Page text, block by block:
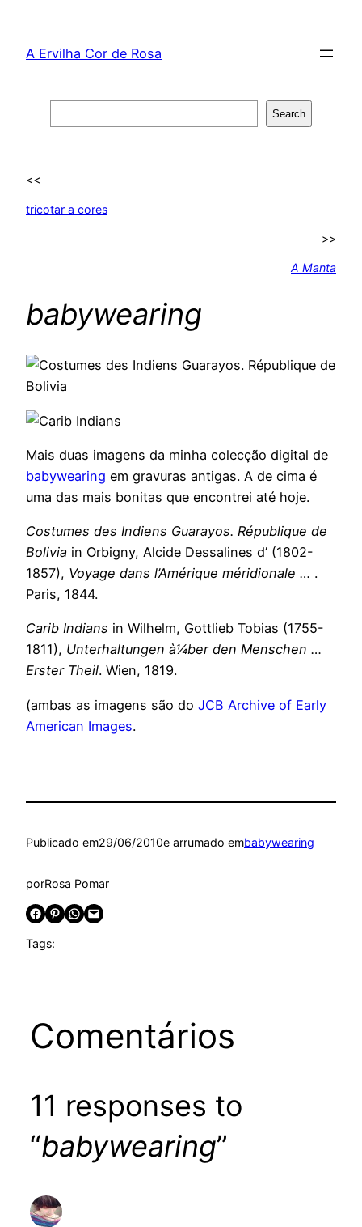
content
A Ervilha Cor de Rosa
Search
<<
tricotar a cores
>>
A Manta
babywearing
Mais duas imagens da minha colecção digital de
babywearing em gravuras antigas. A de cima é
uma das mais bonitas que encontrei até hoje.
Costumes des Indiens Guarayos. République de
Bolivia in Orbigny, Alcide Dessalines d’ (1802-
1857), Voyage dans l’Amérique méridionale … .
Paris, 1844.
Carib Indians in Wilhelm, Gottlieb Tobias (1755-
1811), Unterhaltungen à¼ber den Menschen …
Erster Theil. Wien, 1819.
(ambas as imagens são do JCB Archive of Early
American Images.
Publicado em29/06/2010e arrumado embabywearing
porRosa Pomar
Share on Facebook Share on Pinterest Share on WhatsApp Email this Page
Tags:
Comentários
11 responses to
“babywearing”